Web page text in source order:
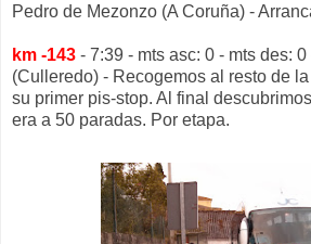
Pedro de Mezonzo (A Coruña) -
km -143 - 7:39 - mts asc: 0 - mts des:
(Culleredo) - Recogemos al resto de
su primer pis-stop. Al final
era a 50 paradas. Por etapa.